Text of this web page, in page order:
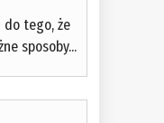
do tego, że
sposoby...